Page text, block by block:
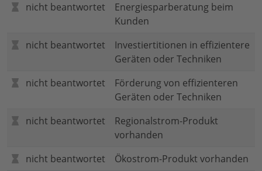
nicht beantwortet
Energiesparberatung beim
Kunden
nicht beantwortet
Investiertitionen in effizientere
Geräten oder Techniken
nicht beantwortet
Förderung von effizienteren
Geräten oder Techniken
nicht beantwortet
Regionalstrom-Produkt
vorhanden
nicht beantwortet
Ökostrom-Produkt vorhanden